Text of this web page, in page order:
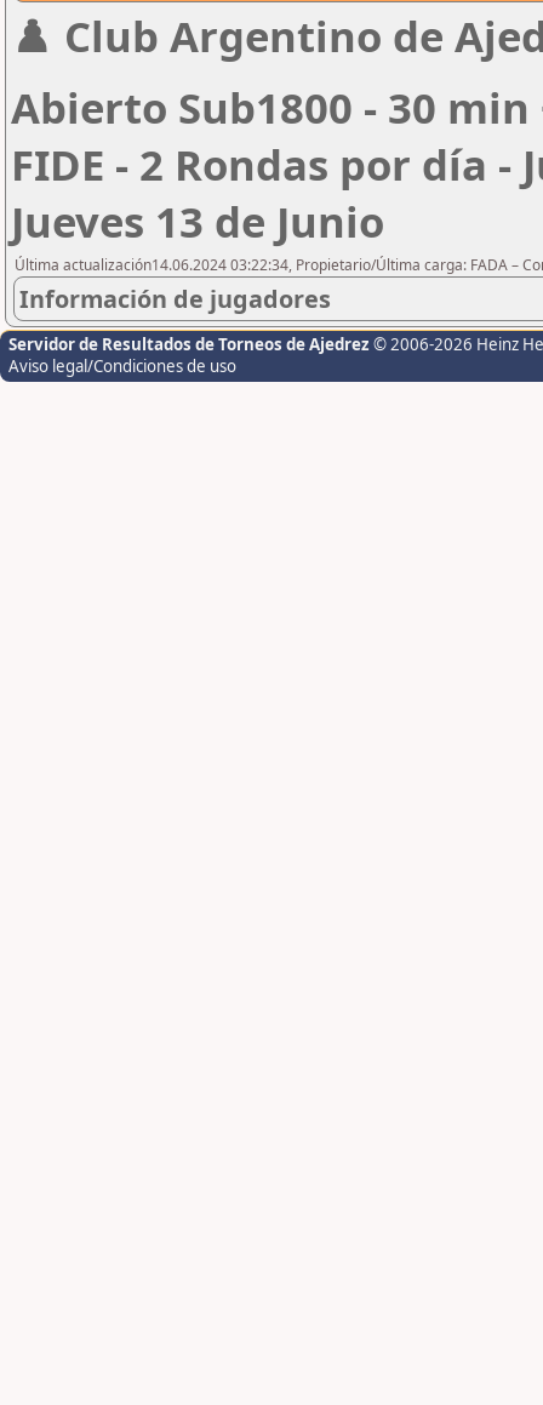
♟️ Club Argentino de
Abierto Sub1800 - 30 min
FIDE - 2 Rondas por día -
Jueves 13 de Junio
Última actualización14.06.2024 03:22:34, Propietario/Última carga: FADA –
Información de jugadores
Servidor de Resultados de Torneos de Ajedrez © 2006-2026 Heinz
Aviso legal/Condiciones de uso